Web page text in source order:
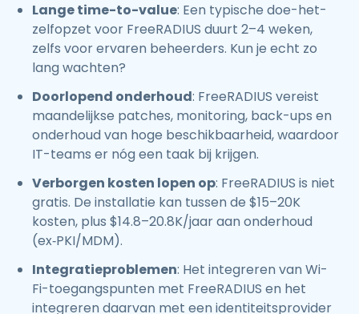
Lange time-to-value: Een typische doe-het-
zelfopzet voor FreeRADIUS duurt 2–4 weken,
zelfs voor ervaren beheerders. Kun je echt zo
lang wachten?
Doorlopend onderhoud: FreeRADIUS vereist
maandelijkse patches, monitoring, back-ups en
onderhoud van hoge beschikbaarheid, waardoor
IT-teams er nóg een taak bij krijgen.
Verborgen kosten lopen op: FreeRADIUS is niet
gratis. De installatie kan tussen de $15–20K
kosten, plus $14.8–20.8K/jaar aan onderhoud
(ex‑PKI/MDM).
Integratieproblemen: Het integreren van Wi-
Fi-toegangspunten met FreeRADIUS en het
integreren daarvan met een identiteitsprovider